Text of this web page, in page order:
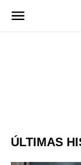
para
ÚLTIMAS